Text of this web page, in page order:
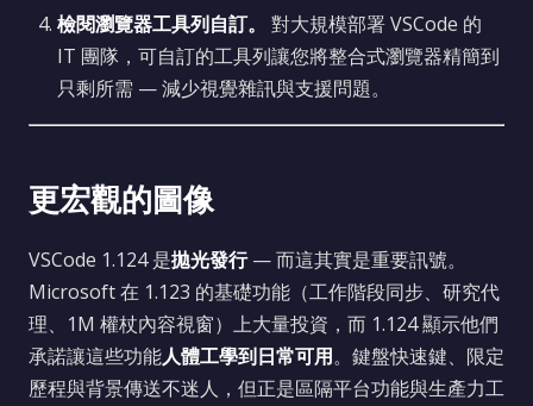
檢閱瀏覽器工具列自訂。
對大規模部署 VSCode 的
IT 團隊，可自訂的工具列讓您將整合式瀏覽器精簡到
只剩所需 — 減少視覺雜訊與支援問題。
更宏觀的圖像
VSCode 1.124 是拋光發行— 而這其實是重要訊號。
Microsoft 在 1.123 的基礎功能（工作階段同步、研究代
理、1M 權杖內容視窗）上大量投資，而 1.124 顯示他們
承諾讓這些功能人體工學到日常可用。鍵盤快速鍵、限定
歷程與背景傳送不迷人，但正是區隔平台功能與生產力工